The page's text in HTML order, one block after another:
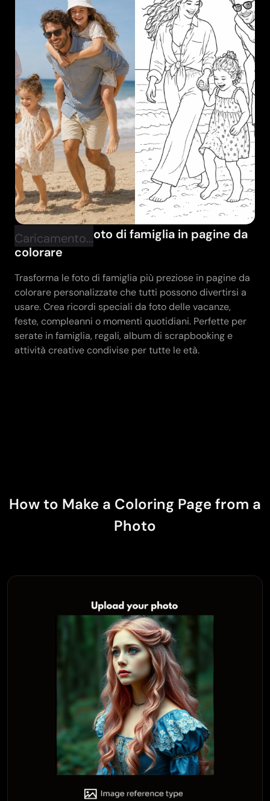
Caricamento...
Trasforma le foto di famiglia in pagine da
colorare
Trasforma le foto di famiglia più preziose in pagine da
colorare personalizzate che tutti possono divertirsi a
usare. Crea ricordi speciali da foto delle vacanze,
feste, compleanni o momenti quotidiani. Perfette per
serate in famiglia, regali, album di scrapbooking e
attività creative condivise per tutte le età.
How to Make a Coloring Page from a
Photo